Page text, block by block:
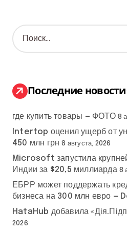
Н
а
:
Последние новости
где купить товары — ФОТО 8
Intertop оценил ущерб от
450 млн грн 8 августа, 2026
Microsoft запустила
Индии за $20,5 миллиарда 8
ЕБРР может поддержать
бизнеса на 300 млн евро —
HataHub добавила
2026